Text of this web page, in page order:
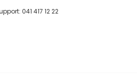
041 417 12 22